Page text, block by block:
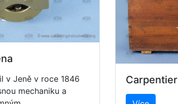
v Jeně v roce 1846
mechaniku a
Carpentier